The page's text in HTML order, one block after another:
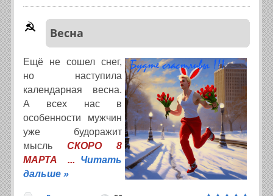
Весна
Ещё не сошел снег,
но наступила
календарная весна.
А всех нас в
особенности мужчин
уже будоражит
мысль СКОРО 8
МАРТА... Читать
дальше »